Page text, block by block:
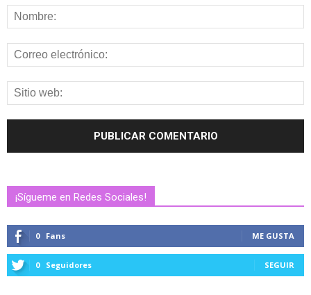
¡Sígueme en Redes Sociales!
0 Fans ME GUSTA
0 Seguidores SEGUIR